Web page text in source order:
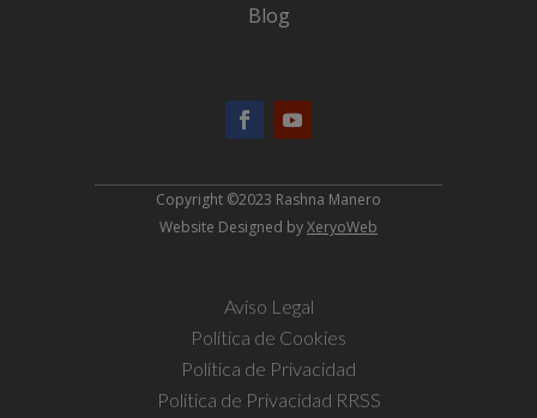
Blog
Copyright ©2023 Rashna Manero
Website Designed byXeryoWeb
Aviso Legal
Política de Cookies
Política de Privacidad
Política de Privacidad RRSS